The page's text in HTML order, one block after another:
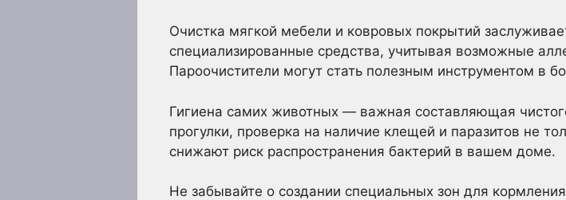
Очистка мягкой мебели и ковровых покрытий
специализированные средства, учитывая возможные
Пароочистители могут стать полезным инструментом в
Гигиена самих животных — важная составляющая
прогулки, проверка на наличие клещей и паразитов не
снижают риск распространения бактерий в вашем доме.
Не забывайте о создании специальных зон для